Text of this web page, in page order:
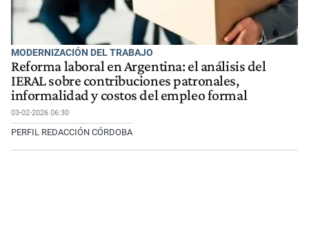
MODERNIZACIÓN DEL TRABAJO
Reforma laboral en Argentina: el análisis del
IERAL sobre contribuciones patronales,
informalidad y costos del empleo formal
03-02-2026 06:30
PERFIL REDACCIÓN CÓRDOBA